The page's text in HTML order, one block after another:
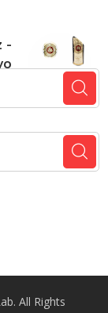
-
All Rights